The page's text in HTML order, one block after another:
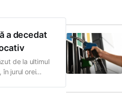
a decedat
de la ultimul
în jurul orei